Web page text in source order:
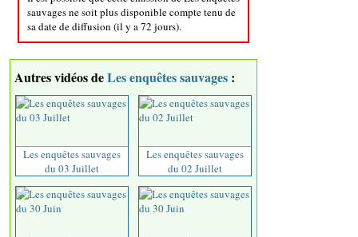
sauvages ne soit plus disponible compte tenu de
sa date de diffusion (il y a 72 jours).
Autres vidéos deLes enquêtes sauvages :
Les enquêtes sauvages
du 03 Juillet
Les enquêtes sauvages
du 02 Juillet